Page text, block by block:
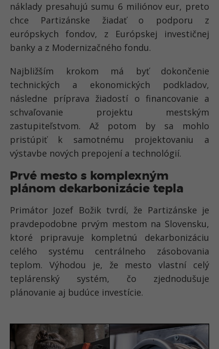
náklady presahujú sumu 6 miliónov eur, preto
chce Partizánske žiadať o podporu z
európskych fondov, z Európskej investičnej
banky a z Modernizačného fondu.
Najbližším krokom má byť dokončenie
technických a ekonomických podkladov,
následne príprava žiadostí o financovanie a
schvaľovanie projektu mestským
zastupiteľstvom. Až potom by sa mohlo
pristúpiť k samotnému projektovaniu a
výstavbe nových prepojení a technológií.
Prvé mesto s komplexným
plánom dekarbonizácie tepla
Primátor Jozef Božik tvrdí, že Partizánske je
pravdepodobne prvým mestom na Slovensku,
ktoré pripravuje kompletnú dekarbonizáciu
celého systému centrálneho zásobovania
teplom. Výhodou je, že mesto vlastní celý
teplárenský systém, čo zjednodušuje
plánovanie aj budúce investície.